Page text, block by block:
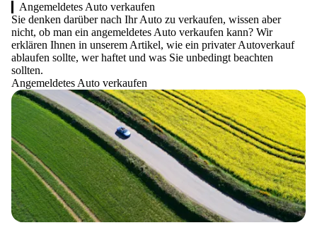
Angemeldetes Auto verkaufen
Sie denken darüber nach Ihr Auto zu verkaufen, wissen aber
nicht, ob man ein angemeldetes Auto verkaufen kann? Wir
erklären Ihnen in unserem Artikel, wie ein privater Autoverkauf
ablaufen sollte, wer haftet und was Sie unbedingt beachten
sollten.
Angemeldetes Auto verkaufen